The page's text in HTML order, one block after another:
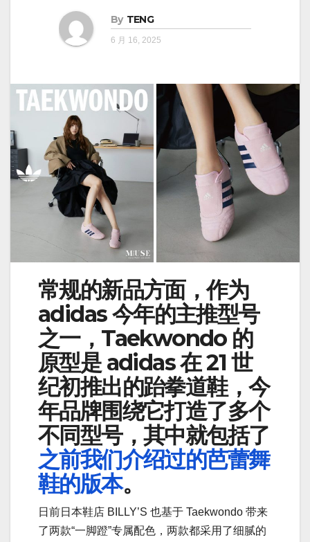
By TENG
6 月 16, 2025
常规的新品方面，作为
adidas 今年的主推型号
之一，Taekwondo 的
原型是 adidas 在 21 世
纪初推出的跆拳道鞋，今
年品牌围绕它打造了多个
不同型号，其中就包括了
之前我们介绍过的芭蕾舞
鞋的版本。
日前日本鞋店 BILLY’S 也基于 Taekwondo 带来
了两款“一脚蹬”专属配色，两款都采用了细腻的